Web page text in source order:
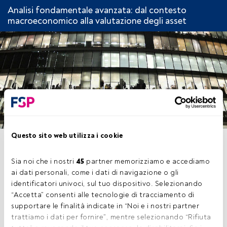
Questo sito web utilizza i cookie
Sia noi che i nostri 45 partner memorizziamo e accediamo
ai dati personali, come i dati di navigazione o gli
identificatori univoci, sul tuo dispositivo. Selezionando
“Accetta” consenti alle tecnologie di tracciamento di
supportare le finalità indicate in “Noi e i nostri partner
trattiamo i dati per fornire”, mentre selezionando “Rifiuta
Analisi fondamentale avanzata: dal contesto
macroeconomico alla valutazione degli asset
DELL’ANALISI
FONDAMENTALE